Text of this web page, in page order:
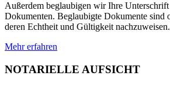
Außerdem beglaubigen wir Ihre
Dokumenten. Beglaubigte Dokumente sind
deren Echtheit und Gültigkeit nachzuweisen.
Mehr erfahren
NOTARIELLE AUFSICHT